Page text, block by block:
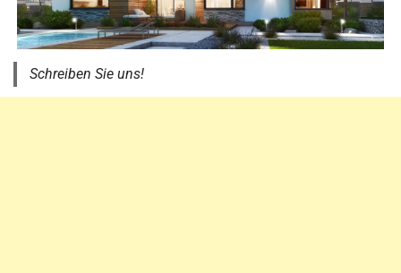
Schreiben Sie uns!